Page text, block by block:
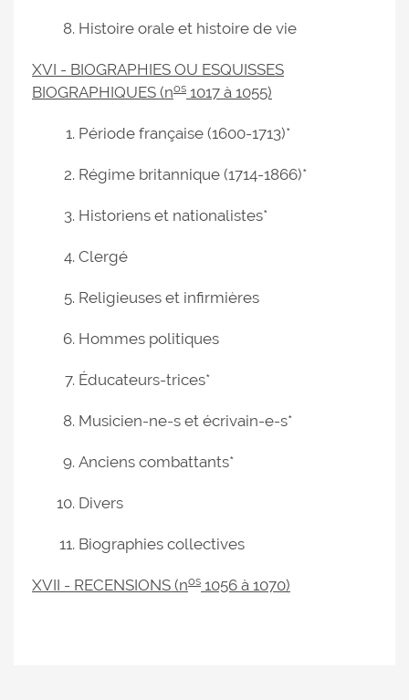
Histoire orale et histoire de vie
XVI - BIOGRAPHIES OU ESQUISSES
BIOGRAPHIQUES (nos 1017 à 1055)
Période française (1600-1713)*
Régime britannique (1714-1866)*
Historiens et nationalistes*
Clergé
Religieuses et infirmières
Hommes politiques
Éducateurs-trices*
Musicien-ne-s et écrivain-e-s*
Anciens combattants*
Divers
Biographies collectives
XVII - RECENSIONS (nos 1056 à 1070)